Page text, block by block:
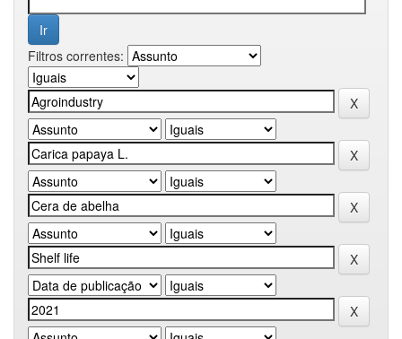
Filtros correntes: